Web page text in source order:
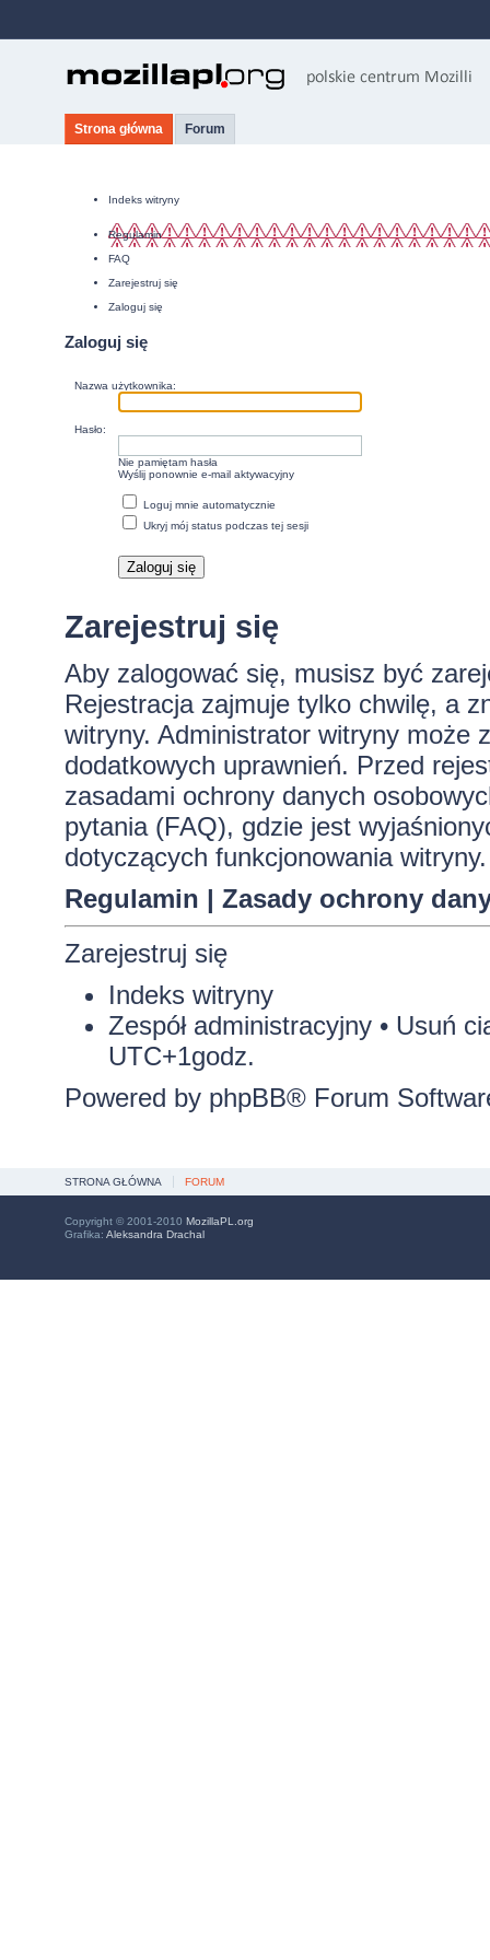
Strona główna Forum
Indeks witryny
Regulamin
FAQ
Zarejestruj się
Zaloguj się
Zaloguj się
Nazwa użytkownika:
Hasło:
Nie pamiętam hasła
Wyślij ponownie e-mail aktywacyjny
Loguj mnie automatycznie
Ukryj mój status podczas tej sesji
Zarejestruj się
Aby zalogować się, musisz być
Rejestracja zajmuje tylko chwilę, a
witryny. Administrator witryny może
dodatkowych uprawnień. Przed
zasadami ochrony danych
pytania (FAQ), gdzie jest
dotyczących funkcjonowania witryny.
Regulamin | Zasady ochrony
Zarejestruj się
Indeks witryny
Zespół administracyjny• Usuń
UTC+1godz.
Powered by phpBB® Forum
STRONA GŁÓWNA FORUM
Copyright © 2001-2010 MozillaPL.org
Grafika: Aleksandra Drachal